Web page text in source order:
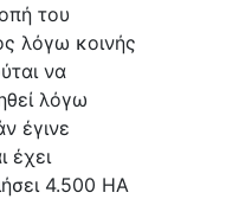
του
λόγω κοινής
να
λόγω
έγινε
έχει
4.500 ΗΑ